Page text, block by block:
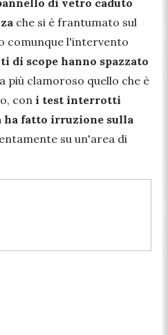
che si è frantumato sul
comunque l'intervento
di scope hanno spazzato
più clamoroso quello che è
con i test interrotti
ha fatto irruzione sulla
su un'area di